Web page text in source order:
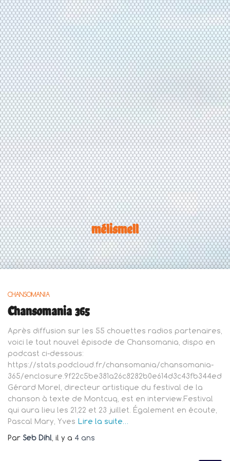
mélismell
CHANSOMANIA
Chansomania 365
Après diffusion sur les 55 chouettes radios partenaires,
voici le tout nouvel épisode de Chansomania, dispo en
podcast ci-dessous:
https://stats.podcloud.fr/chansomania/chansomania-
365/
Gérard Morel, directeur artistique du festival de la
chanson à texte de Montcuq, est en interview.Festival
qui aura lieu les 21,22 et 23 juillet. Également en écoute,
Pascal Mary, Yves Lire la suite…
Par Seb Dihl , il y a 4 ans